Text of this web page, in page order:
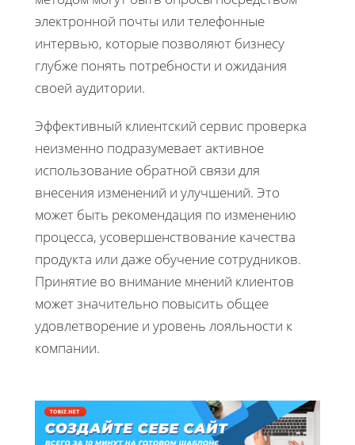
электронной почты или телефонные
интервью, которые позволяют бизнесу
глубже понять потребности и ожидания
своей аудитории.
Эффективный клиентский сервис проверка
неизменно подразумевает активное
использование обратной связи для
внесения изменений и улучшений. Это
может быть рекомендация по изменению
процесса, усовершенствование качества
продукта или даже обучение сотрудников.
Принятие во внимание мнений клиентов
может значительно повысить общее
удовлетворение и уровень лояльности к
компании.